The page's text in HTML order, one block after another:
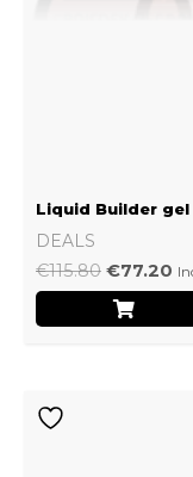
Liquid Builder
DEALS
€115.80 €77.20